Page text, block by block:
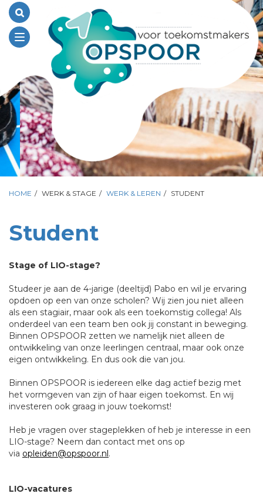
Toggle
navigation
HOME / WERK & STAGE / WERK & LEREN / STUDENT
Student
Stage of LIO-stage?
Studeer je aan de 4-jarige (deeltijd) Pabo en wil je ervaring
opdoen op een van onze scholen? Wij zien jou niet alleen
als een stagiair, maar ook als een toekomstig collega! Als
onderdeel van een team ben ook jij constant in beweging.
Binnen OPSPOOR zetten we namelijk niet alleen de
ontwikkeling van onze leerlingen centraal, maar ook onze
eigen ontwikkeling. En dus ook die van jou.
Binnen OPSPOOR is iedereen elke dag actief bezig met
het vormgeven van zijn of haar eigen toekomst. En wij
investeren ook graag in jouw toekomst!
Heb je vragen over stageplekken of heb je interesse in een
LIO-stage? Neem dan contact met ons op
via opleiden@opspoor.nl.
LIO-vacatures